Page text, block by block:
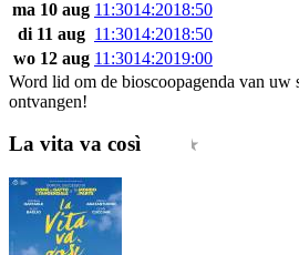
ma 10 aug 11:3014:2018:50
di 11 aug 11:3014:2018:50
wo 12 aug 11:3014:2019:00
Word lid om de bioscoopagenda van uw
ontvangen!
La vita va così